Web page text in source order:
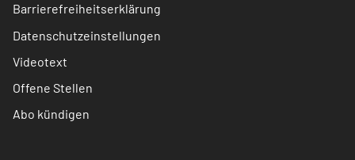
Barrierefreiheitserklärung
Datenschutzeinstellungen
Videotext
Offene Stellen
Abo kündigen